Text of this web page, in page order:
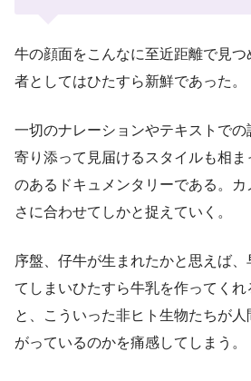
牛の顔面をこんなに至近距離で見
者としてはひたすら新鮮であった。
一切のナレーションやテキストで
寄り添って見届けるスタイルも相
のあるドキュメンタリーである。
さに合わせてしかと捉えていく。
序盤、仔牛が生まれたかと思えば
てしまいひたすら牛乳を作ってく
と、こういった非ヒト生物たちが
がっているのかを痛感してしまう。